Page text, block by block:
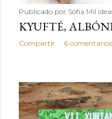
Publicado por Sofía Mil
KYUFTÉ,
Compartir 6 comentarios